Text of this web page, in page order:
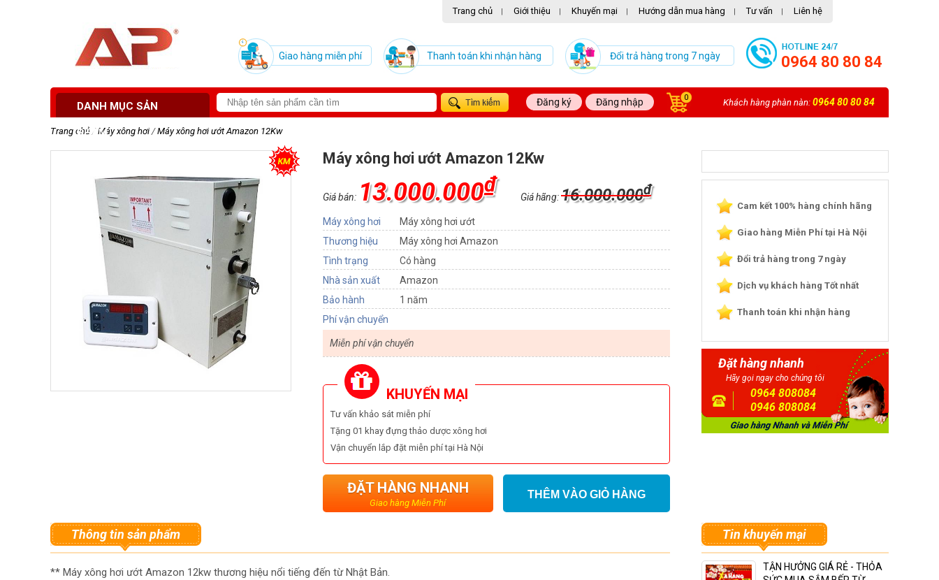
Trang chủ | Giới thiệu | Khuyến mại | Hướng dẫn mua hàng | Tư vấn | Liên hệ
Giao hàng miễn phí Thanh toán khi nhận hàng Đổi trả hàng trong 7 ngày 0964 80 80 84
DANH MỤC SẢN
PHẨM
Đăng ký Đăng nhập 0 Khách hàng phàn nàn: 0964 80 80 84
Trang chủ / Máy xông hơi / Máy xông hơi ướt Amazon 12Kw
Máy xông hơi ướt Amazon 12Kw
Giá bán: 13.000.000₫
Giá hãng:16.000.000₫
Máy xông hơi
Máy xông hơi ướt
Thương hiệu
Máy xông hơi Amazon
Tình trạng
Có hàng
Nhà sản xuất
Amazon
Bảo hành
1 năm
Phí vận chuyển
Miễn phí vận chuyển
KHUYẾN MẠI
Tư vấn khảo sát miễn phí
Tặng 01 khay đựng thảo dược xông hơi
Vận chuyển lắp đặt miễn phí tại Hà Nội
ĐẶT HÀNG NHANH
Giao hàng Miễn Phí
THÊM VÀO GIỎ HÀNG
Cam kết 100% hàng chính hãng
Giao hàng Miễn Phí tại Hà Nội
Đổi trả hàng trong 7 ngày
Dịch vụ khách hàng Tốt nhất
Thanh toán khi nhận hàng
Đặt hàng nhanh
Hãy gọi ngay cho chúng tôi
0964 808084
0946 808084
Thông tin sản phẩm
** Máy xông hơi ướt Amazon 12kw thương hiệu nổi tiếng đến từ Nhật Bản.
Tin khuyến mại
TẬN HƯỞNG GIÁ RẺ - THỎA